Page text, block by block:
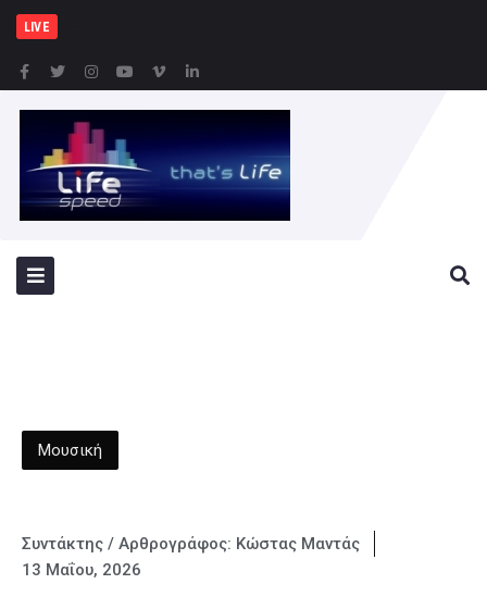
LIVE
Μουσική
Συντάκτης / Αρθρογράφος: Κώστας Μαντάς
13 Μαΐου, 2026